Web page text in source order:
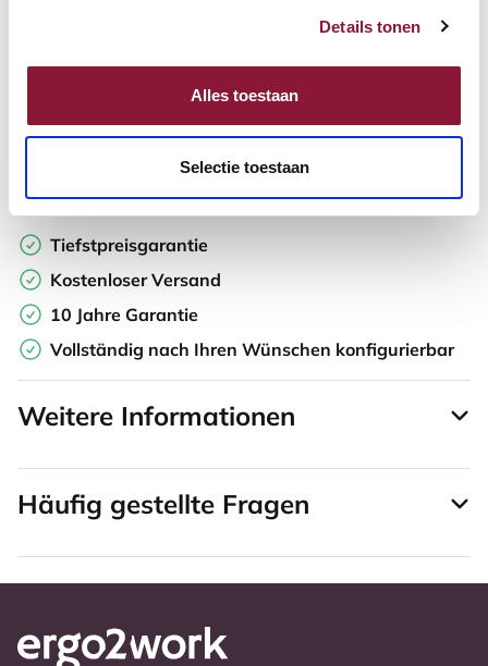
Details tonen
Alles toestaan
Selectie toestaan
Auf der Suche nach Stückzahlen? Machen Sie Ihren Arbeitsplatz
komplett und fordern Sie direkt ein individuelles Angebot an.
Zur Vergleichsliste hinzufügen
Tiefstpreisgarantie
Kostenloser Versand
10 Jahre Garantie
Vollständig nach Ihren Wünschen konfigurierbar
Weitere Informationen
Häufig gestellte Fragen